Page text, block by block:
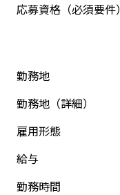
応募資格（必須要件）
勤務地
勤務地（詳細）
雇用形態
給与
勤務時間